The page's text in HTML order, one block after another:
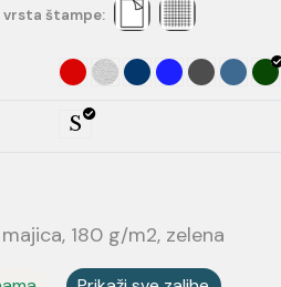
vrsta štampe:
S
180 g/m2, zelena